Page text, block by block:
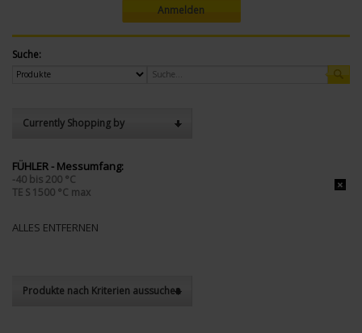
Anmelden
Suche:
Currently Shopping by
FÜHLER - Messumfang:
-40 bis 200 °C
TE S 1500 °C max
ALLES ENTFERNEN
Produkte nach Kriterien aussuchen